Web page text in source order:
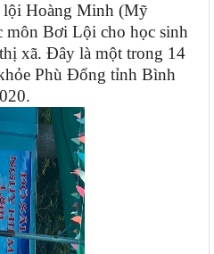
Hoàng Minh (Mỹ
môn Bơi Lội cho học sinh
xã. Đây là một trong 14
Phù Đổng tỉnh Bình